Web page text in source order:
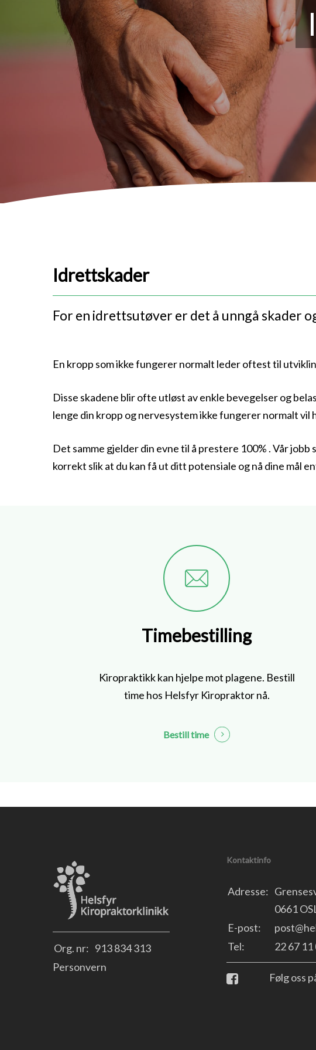
Idrettskader
For en idrettsutøver er det å unngå skader
En kropp som ikke fungerer normalt leder oftest til
Disse skadene blir ofte utløst av enkle bevegelser og
lenge din kropp og nervesystem ikke fungerer normalt vil
Det samme gjelder din evne til å prestere 100% . Vår
korrekt slik at du kan få ut ditt potensiale og nå dine mål
Timebestilling
Kiropraktikk kan hjelpe mot plagene. Bestill
time hos Helsfyr Kiropraktor nå.
Bestill time
Org. nr: 913 834 313
Personvern
Kontaktinfo
Adresse:
0661
E-post:
Tel:
22 67 11
Følg oss